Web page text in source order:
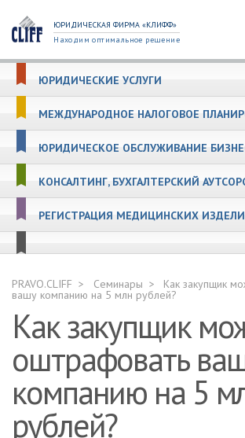
ЮРИДИЧЕСКАЯ ФИРМА «КЛИФФ»
Находим оптимальное решение
ЮРИДИЧЕСКИЕ УСЛУГИ
МЕЖДУНАРОДНОЕ НАЛОГОВОЕ
ЮРИДИЧЕСКОЕ ОБСЛУЖИВАНИЕ
КОНСАЛТИНГ, БУХГАЛТЕРСКИЙ
РЕГИСТРАЦИЯ МЕДИЦИНСКИХ
PRAVO.CLIFF Семинары Как закупщик
вашу компанию на 5 млн рублей?
Как закупщик
оштрафовать
компанию на 5
рублей?